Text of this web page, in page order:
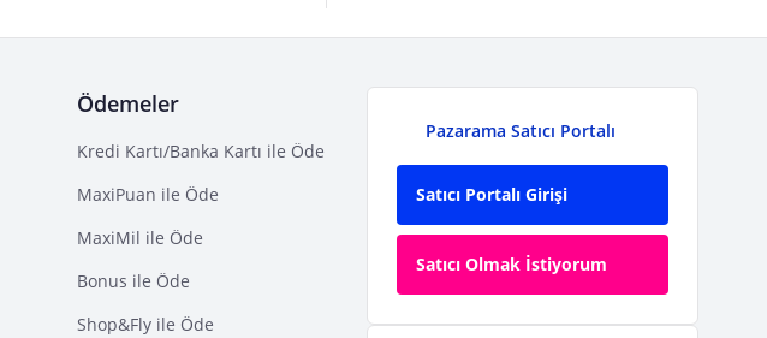
Ödemeler
Kredi Kartı/Banka Kartı ile Öde
MaxiPuan ile Öde
MaxiMil ile Öde
Bonus ile Öde
Shop&Fly ile Öde
Pazarama Satıcı Portalı
Satıcı Portalı Girişi
Satıcı Olmak İstiyorum